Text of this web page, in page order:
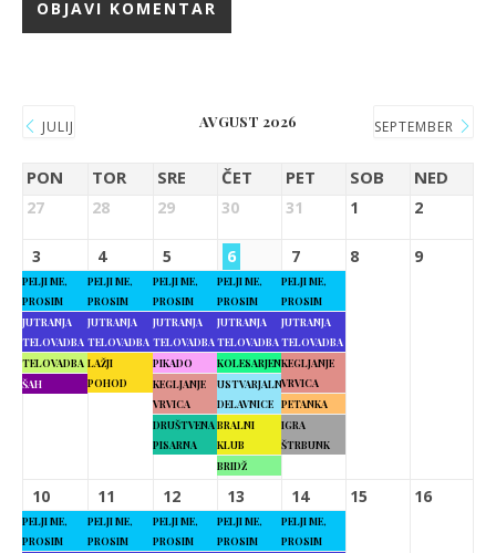
JULIJ AVGUST 2026 SEPTEMBER
PON TOR SRE ČET PET SOB NED
27 28 29 30 31 1 2
3
PELJI ME,
PROSIM
JUTRANJA
TELOVADBA
TELOVADBA
ŠAH
4
PELJI ME,
PROSIM
JUTRANJA
TELOVADBA
LAŽJI
POHOD
5
PELJI ME,
PROSIM
JUTRANJA
TELOVADBA
PIKADO
KEGLJANJE
VRVICA
DRUŠTVENA
PISARNA
6
PELJI ME,
PROSIM
JUTRANJA
TELOVADBA
KOLESARJENJE
USTVARJALNE
DELAVNICE
BRALNI
KLUB
BRIDŽ
7
PELJI ME,
PROSIM
JUTRANJA
TELOVADBA
KEGLJANJE
VRVICA
PETANKA
IGRA
ŠTRBUNK
8 9
10
PELJI ME,
PROSIM
11
PELJI ME,
PROSIM
12
PELJI ME,
PROSIM
13
PELJI ME,
PROSIM
14
PELJI ME,
PROSIM
15 16